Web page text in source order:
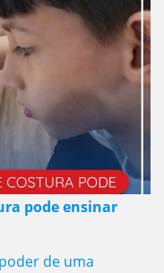
pode ensinar
de uma